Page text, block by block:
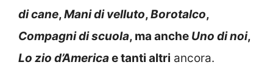
di cane,Mani di velluto,Borotalco,
Compagni di scuola, ma anche Uno di noi,
Lo zio d’Americae tanti altri ancora.